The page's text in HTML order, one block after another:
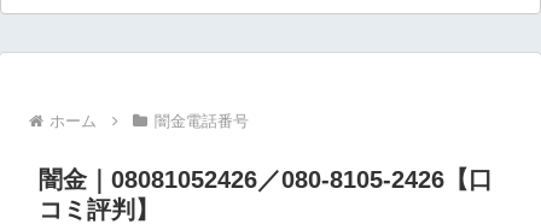
ホーム 闇金電話番号
闇金｜08081052426／080-8105-2426【口
コミ評判】